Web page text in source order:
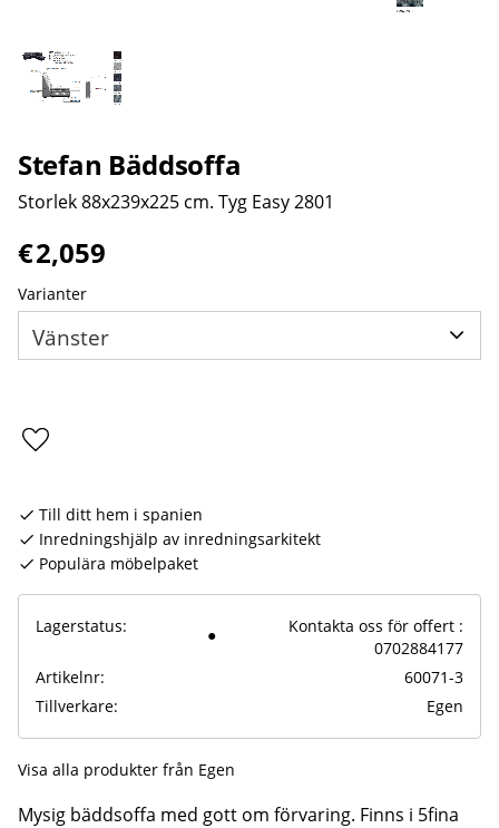
Stefan Bäddsoffa
Storlek 88x239x225 cm. Tyg Easy 2801
€2,059
Varianter
Lägg till i favoriter
Till ditt hem i spanien
Inredningshjälp av inredningsarkitekt
Populära möbelpaket
Lagerstatus
Kontakta oss för offert :
0702884177
Artikelnr
60071-3
Tillverkare
Egen
Visa alla produkter från Egen
Mysig bäddsoffa med gott om förvaring. Finns i 5fina